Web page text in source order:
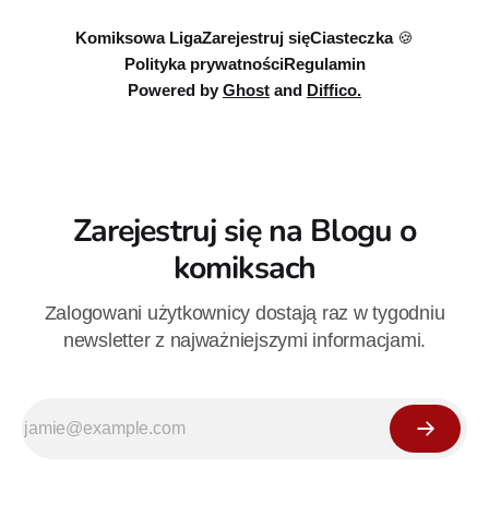
Komiksowa LigaZarejestruj sięCiasteczka 🍪
Polityka prywatnościRegulamin
Powered by Ghost and Diffico.
Zarejestruj się na Blogu o
komiksach
Zalogowani użytkownicy dostają raz w tygodniu
newsletter z najważniejszymi informacjami.